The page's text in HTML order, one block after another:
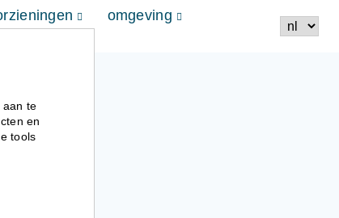
omgeving
aan te
en
tools